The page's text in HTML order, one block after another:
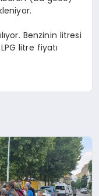
Benzinin litresi
litre fiyatı